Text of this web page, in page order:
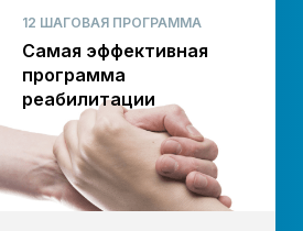
12 ШАГОВАЯ ПРОГРАММА
Самая эффективная
программа
реабилитации